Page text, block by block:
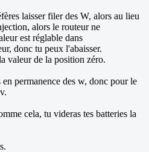
laisser filer des W, alors au lieu
alors le routeur ne
est réglable dans
donc tu peux l'abaisser.
valeur de la position zéro.
permanence des w, donc pour le
cela, tu videras tes batteries la